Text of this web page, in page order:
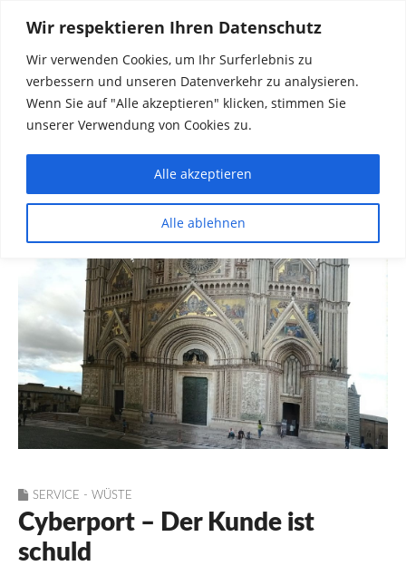
Wir respektieren Ihren Datenschutz
Wir verwenden Cookies, um Ihr Surferlebnis zu
verbessern und unseren Datenverkehr zu analysieren.
Wenn Sie auf "Alle akzeptieren" klicken, stimmen Sie
unserer Verwendung von Cookies zu.
Alle ablehnen
Alle akzeptieren
Rainer in Krawickel
Dinge die mich interessieren diskutieren
SERVICE - WÜSTE
Cyberport – Der Kunde ist
schuld